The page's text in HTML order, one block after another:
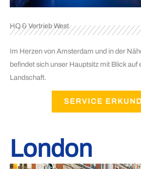
HQ & Vertrieb West
Im Herzen von Amsterdam und in der
befindet sich unser Hauptsitz mit Blick auf
Landschaft.
SERVICE
London